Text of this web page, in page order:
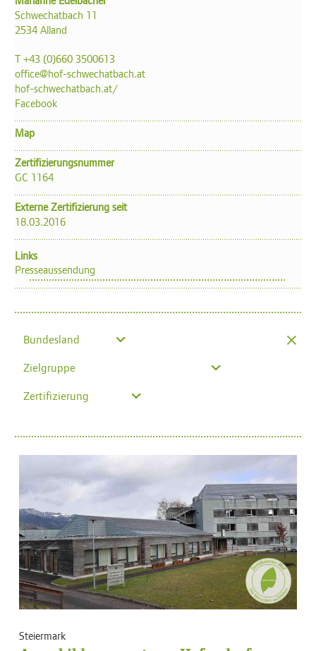
Schwechatbach 11
2534 Alland
T +43 (0)660 3500613
office@hof-schwechatbach.at
hof-schwechatbach.at/
Facebook
Map
Zertifizierungsnummer
GC 1164
Externe Zertifizierung seit
18.03.2016
Links
Presseaussendung
Bundesland
Zielgruppe
Zertifizierung
×
Steiermark